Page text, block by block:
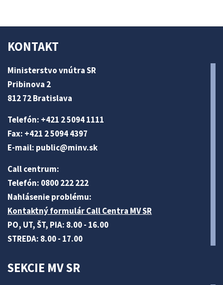
KONTAKT
Ministerstvo vnútra SR
Pribinova 2
812 72 Bratislava
Telefón: +421 2 5094 1111
Fax: +421 2 5094 4397
E-mail: public@minv.sk
Call centrum:
Telefón: 0800 222 222
Nahlásenie problému:
Kontaktný formulár Call Centra MV SR
PO, UT, ŠT, PIA: 8.00 - 16.00
STREDA: 8.00 - 17.00
SEKCIE MV SR